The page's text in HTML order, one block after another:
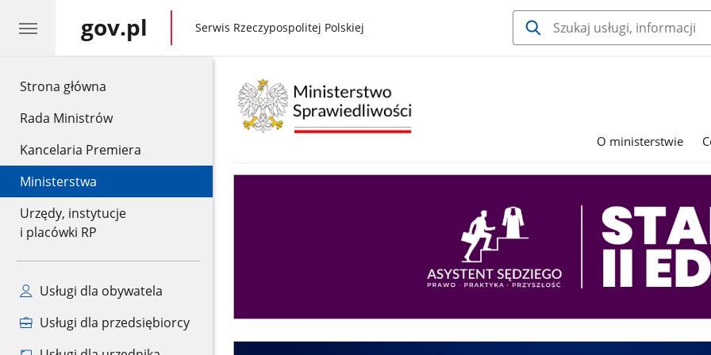
Strona główna
Rada Ministrów
Kancelaria Premiera
Ministerstwa
Urzędy, instytucje
i placówki RP
Usługi dla obywatela
Usługi dla przedsiębiorcy
gov.pl gov.pl
Serwis Rzeczypospolitej Polskiej
O ministerstwie